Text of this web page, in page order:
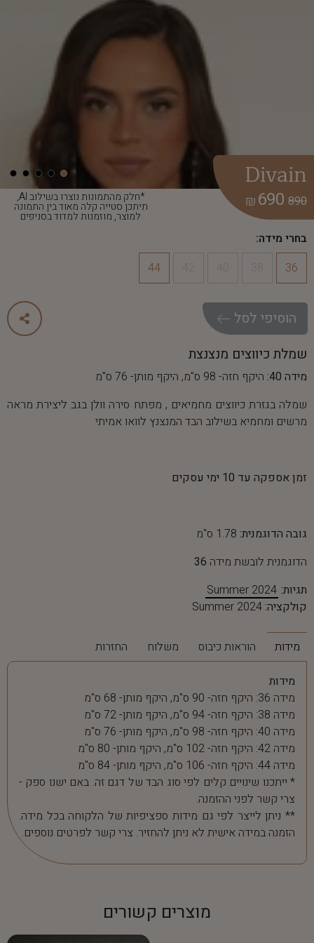
*חלק מהתמונות נוצרו בשילוב AI,
תיתכן סטייה קלה מאוד בין התמונה
למוצר, מוזמנות למדוד בסניפים
Divain
890
690
₪
בחרי מידה:
36
44
הוסיפי לסל
שמלת כיווצים מנצנצת
מידה 40:
היקף חזה- 98 ס"מ, היקף מותן- 76 ס"מ
שמלה בגזרת כיווצים מחמיאים , מפתח סירה וולן בגב ליצירת מראה
מרשים ומחמיא בשילוב הבד המנצנץ לוואו אמיתי
זמן אספקה עד 10 ימי עסקים
גובה הדוגמנית: 1.78 ס"מ
הדוגמנית לובשת מידה 36
תגיות: Summer 2024
קולקציה: Summer 2024
מידות הוראות כיבוס משלוח החזרות
מידות
מידה 36: היקף חזה- 90 ס"מ, היקף מותן- 68 ס"מ
מידה 38: היקף חזה- 94 ס"מ, היקף מותן- 72 ס"מ
מידה 40: היקף חזה- 98 ס"מ, היקף מותן- 76 ס"מ
מידה 42: היקף חזה- 102 ס"מ, היקף מותן- 80 ס"מ
מידה 44: היקף חזה- 106 ס"מ, היקף מותן- 84 ס"מ
* ייתכנו שינויים קלים לפי סוג הבד של דגם זה. באם ישנו ספק -
צרי קשר לפני ההזמנה.
** ניתן לייצר לפי גם מידות ספציפיות של הלקוחה בכל מידה.
הזמנה במידה אישית לא ניתן להחזיר. צרי קשר לפרטים נוספים.
מוצרים קשורים